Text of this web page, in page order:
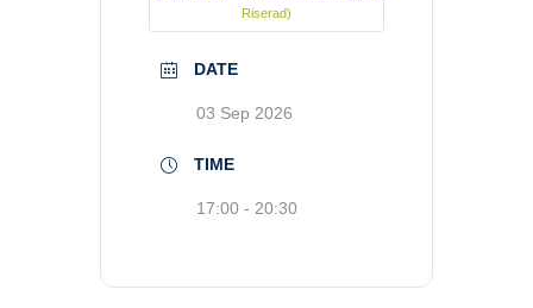
Riserad)
DATE
03 Sep 2026
TIME
17:00 - 20:30